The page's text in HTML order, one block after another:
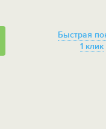
Быстрая
1 клик